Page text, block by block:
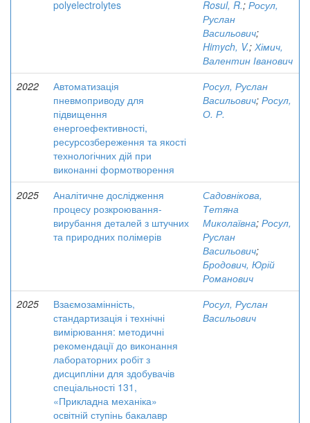
polyelectrolytes
Rosul, R.; Росул,
Руслан
Васильович;
Himych, V.; Хімич,
Валентин Іванович
2022
Автоматизація
пневмоприводу для
підвищення
енергоефективності,
ресурсозбереження та якості
технологічних дій при
виконанні формотворення
Росул, Руслан
Васильович; Росул,
О. Р.
2025
Аналітичне дослідження
процесу розкроювання-
вирубання деталей з штучних
та природних полімерів
Садовнікова,
Тетяна
Миколаївна; Росул,
Руслан
Васильович;
Бродович, Юрій
Романович
2025
Взаємозамінність,
стандартизація і технічні
вимірювання: методичні
рекомендації до виконання
лабораторних робіт з
дисципліни для здобувачів
спеціальності 131,
«Прикладна механіка»
освітній ступінь бакалавр
Росул, Руслан
Васильович